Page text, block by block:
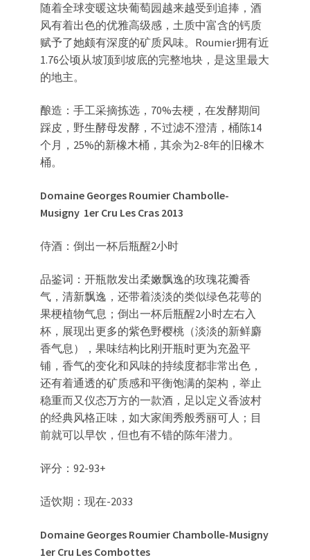
随着全球变暖这块葡萄园越来越受到追捧，酒
风有着出色的优雅高级感，土质中富含的钙质
赋予了她颇有深度的矿质风味。Roumier拥有近
1.76公顷从坡顶到坡底的完整地块，是这里最大
的地主。
酿造：手工采摘拣选，70%去梗，在发酵期间
踩皮，野生酵母发酵，不过滤不澄清，桶陈14
个月，25%的新橡木桶，其余为2-8年的旧橡木
桶。
Domaine Georges Roumier Chambolle-
Musigny 1er Cru Les Cras 2013
侍酒：倒出一杯后瓶醒2小时
品鉴词：开瓶散发出柔嫩飘逸的玫瑰花瓣香
气，清新飘逸，还带着淡淡的类似绿色花萼的
果梗植物气息；倒出一杯后瓶醒2小时左右入
杯，展现出更多的紫色野樱桃（淡淡的新鲜麝
香气息），果味结构比刚开瓶时更为充盈平
铺，香气的变化和风味的持续度都非常出色，
还有着通透的矿质感和平衡饱满的架构，举止
稳重而又仪态万方的一款酒，足以定义香波村
的经典风格正味，如大家闺秀般秀丽可人；目
前就可以早饮，但也有不错的陈年潜力。
评分：92-93+
适饮期：现在-2033
Domaine Georges Roumier Chambolle-Musigny
1er Cru Les Combottes